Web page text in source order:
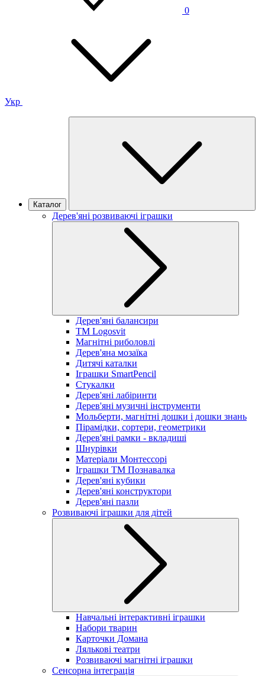
0
Укр
Каталог
Дерев'яні розвиваючі іграшки
Дерев'яні балансири
TM Logosvit
Магнітні риболовлі
Дерев'яна мозаїка
Дитячі каталки
Іграшки SmartPencil
Стукалки
Дерев'яні лабіринти
Дерев'яні музичні інструменти
Мольберти, магнітні дошки і дошки знань
Пірамідки, сортери, геометрики
Дерев'яні рамки - вкладиші
Шнурівки
Матеріали Монтессорі
Іграшки ТМ Познавалка
Дерев'яні кубики
Дерев'яні конструктори
Дерев'яні пазли
Розвиваючі іграшки для дітей
Навчальні інтерактивні іграшки
Набори тварин
Карточки Домана
Лялькові театри
Розвиваючі магнітні іграшки
Сенсорна інтеграція